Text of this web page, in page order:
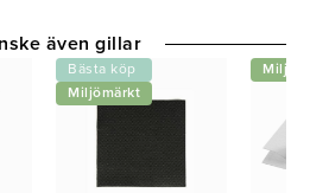
Bästa köp
Miljömärkt
även gillar